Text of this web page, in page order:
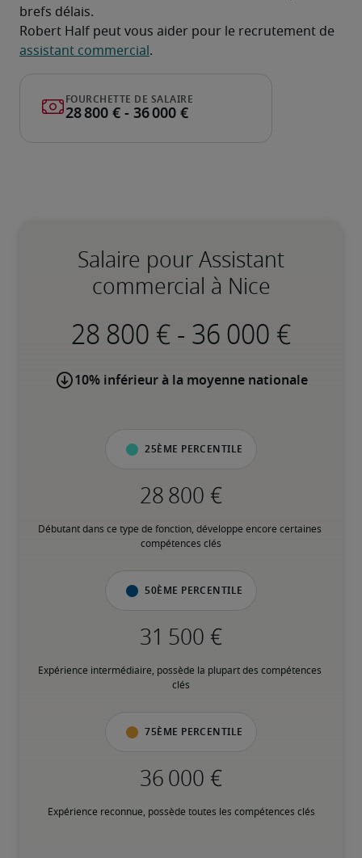
brefs délais.
assistant commercial .
Salaire pour Assistant
commercial à Nice
-
10% inférieur à la moyenne nationale
25ème percentile
Débutant dans ce type de fonction, développe encore certaines
compétences clés
50ème percentile
Expérience intermédiaire, possède la plupart des compétences
clés
75ème percentile
Expérience reconnue, possède toutes les compétences clés